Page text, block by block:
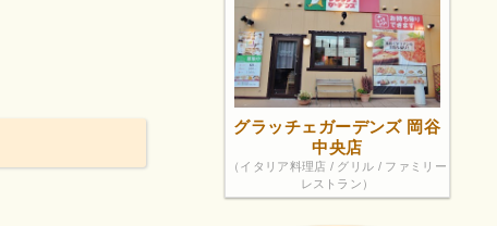
グラッチェガーデンズ 岡谷
中央店
（イタリア料理店 / グリル / ファミリー
レストラン）